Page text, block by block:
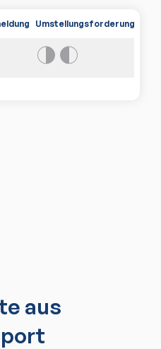
Umstellungsforderungen
aus